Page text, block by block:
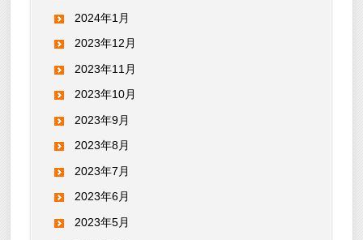
2024年1月
2023年12月
2023年11月
2023年10月
2023年9月
2023年8月
2023年7月
2023年6月
2023年5月